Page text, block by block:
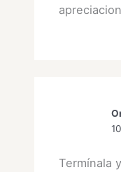
Termínala